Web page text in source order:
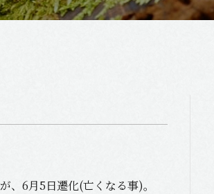
、6月5日遷化(亡くなる事)。